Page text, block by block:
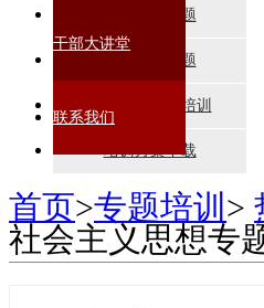
干部大讲堂
联系我们
国学智慧专题
公共管理专题
纪检监察专题培训
培训方案下载
首页>专题培训 >
社会主义思想专